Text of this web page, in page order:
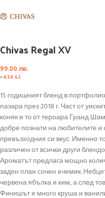
Chivas Regal XV
99.00 лв.
≈€50.62
15 годишният бленд в
пазара през 2018 г. Част от
коняк и то от тероара Гранд
добре познати на любителите и
превъзходния си вкус. Именно
различен от всички други
Ароматът предлага мощно
заден план сочен ечемик.
червена ябълка и ким, а след
Финишът е много круша и